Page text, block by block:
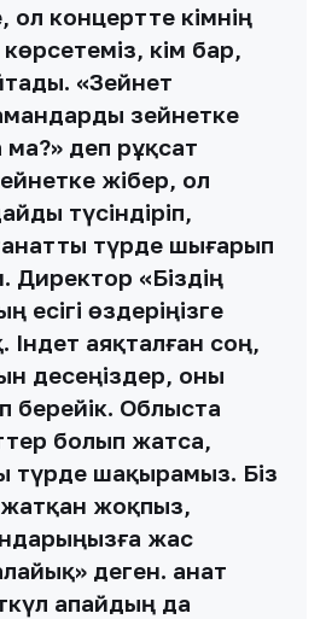
ол концертте кімнің
кім бар,
«Зейнет
зейнетке
ма?» деп рұқсат
жібер, ол
түсіндіріп,
түрде шығарып
Директор «Біздің
есігі өздеріңізге
аяқталған соң,
десеңіздер, оны
берейік. Облыста
болып жатса,
түрде шақырамыз. Біз
жатқан жоқпыз,
жас
деген. Қанат
апайдың да